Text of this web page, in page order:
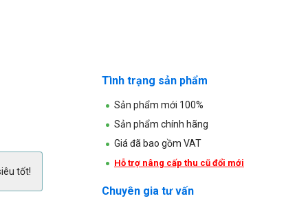
tốt!
Tình trạng sản phẩm
Sản phẩm mới 100%
Sản phẩm chính hãng
Giá đã bao gồm VAT
Hỗ trợ nâng cấp thu cũ đổi mới
Chuyên gia tư vấn